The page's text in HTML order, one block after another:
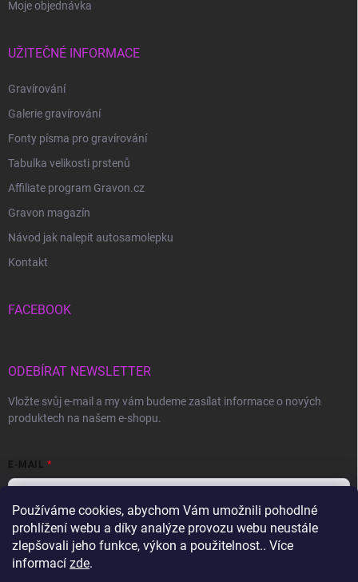
Používáme cookies, abychom Vám umožnili pohodlné
prohlížení webu a díky analýze provozu webu neustále
zlepšovali jeho funkce, výkon a použitelnost.. Více
informací zde.
Moje objednávka
UŽITEČNÉ INFORMACE
Gravírování
Galerie gravírování
Fonty písma pro gravírování
Tabulka velikosti prstenů
Affiliate program Gravon.cz
Gravon magazín
Návod jak nalepit autosamolepku
Kontakt
FACEBOOK
ODEBÍRAT NEWSLETTER
Vložte svůj e-mail a my vám budeme zasílat informace o nových
produktech na našem e-shopu.
E-MAIL
Vložením e-mailu souhlasíte spodmínkami ochrany osobních údajů
Přihlásit se